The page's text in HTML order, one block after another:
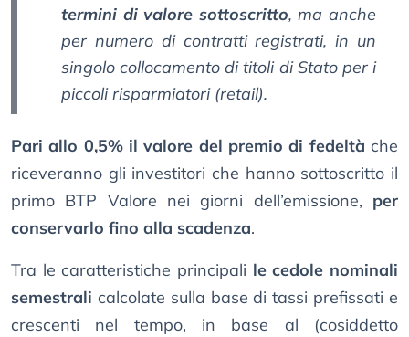
termini di valore sottoscritto, ma anche
per numero di contratti registrati, in un
singolo collocamento di titoli di Stato per i
piccoli risparmiatori (retail).
Pari allo 0,5% il valore del premio di fedeltà che
riceveranno gli investitori che hanno sottoscritto il
primo BTP Valore nei giorni dell’emissione, per
conservarlo fino alla scadenza.
Tra le caratteristiche principali le cedole nominali
semestrali calcolate sulla base di tassi prefissati e
crescenti nel tempo, in base al (cosiddetto